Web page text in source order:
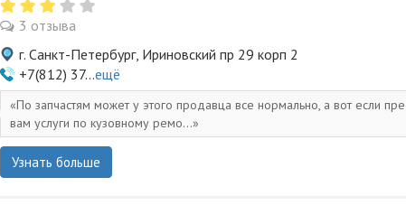
3 отзыва
г. Санкт-Петербург, Ириновский пр 29 корп 2
+7(812) 37...ещё
По запчастям может у этого продавца все нормально, а вот если
вам услуги по кузовному ремо...
Узнать больше